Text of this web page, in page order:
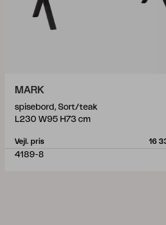
MARK
spisebord, Sort/teak
L230 W95 H73 cm
Vejl. pris 16
4189-8